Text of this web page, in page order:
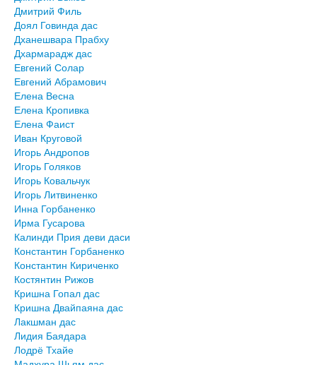
Дмитрий Филь
Доял Говинда дас
Дханешвара Прабху
Дхармарадж дас
Евгений Солар
Евгений Абрамович
Елена Весна
Елена Кропивка
Елена Фаист
Иван Круговой
Игорь Андропов
Игорь Голяков
Игорь Ковальчук
Игорь Литвиненко
Инна Горбаненко
Ирма Гусарова
Калинди Прия деви даси
Константин Горбаненко
Константин Кириченко
Костянтин Рижов
Кришна Гопал дас
Кришна Двайпаяна дас
Лакшман дас
Лидия Баядара
Лодрё Тхайе